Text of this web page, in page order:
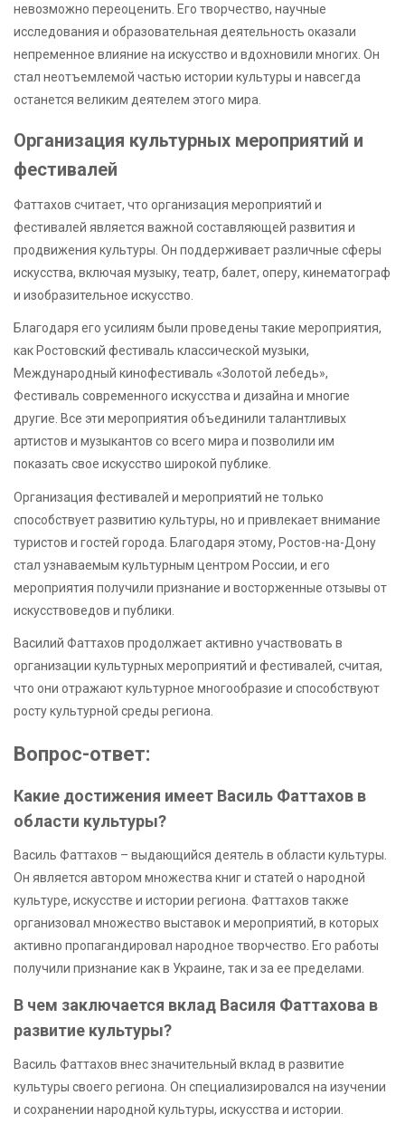
невозможно переоценить. Его творчество, научные
исследования и образовательная деятельность оказали
непременное влияние на искусство и вдохновили многих. Он
стал неотъемлемой частью истории культуры и навсегда
останется великим деятелем этого мира.
Организация культурных мероприятий и
фестивалей
Фаттахов считает, что организация мероприятий и
фестивалей является важной составляющей развития и
продвижения культуры. Он поддерживает различные сферы
искусства, включая музыку, театр, балет, оперу, кинематограф
и изобразительное искусство.
Благодаря его усилиям были проведены такие мероприятия,
как Ростовский фестиваль классической музыки,
Международный кинофестиваль «Золотой лебедь»,
Фестиваль современного искусства и дизайна и многие
другие. Все эти мероприятия объединили талантливых
артистов и музыкантов со всего мира и позволили им
показать свое искусство широкой публике.
Организация фестивалей и мероприятий не только
способствует развитию культуры, но и привлекает внимание
туристов и гостей города. Благодаря этому, Ростов-на-Дону
стал узнаваемым культурным центром России, и его
мероприятия получили признание и восторженные отзывы от
искусствоведов и публики.
Василий Фаттахов продолжает активно участвовать в
организации культурных мероприятий и фестивалей, считая,
что они отражают культурное многообразие и способствуют
росту культурной среды региона.
Вопрос-ответ:
Какие достижения имеет Василь Фаттахов в
области культуры?
Василь Фаттахов – выдающийся деятель в области культуры.
Он является автором множества книг и статей о народной
культуре, искусстве и истории региона. Фаттахов также
организовал множество выставок и мероприятий, в которых
активно пропагандировал народное творчество. Его работы
получили признание как в Украине, так и за ее пределами.
В чем заключается вклад Василя Фаттахова в
развитие культуры?
Василь Фаттахов внес значительный вклад в развитие
культуры своего региона. Он специализировался на изучении
и сохранении народной культуры, искусства и истории.